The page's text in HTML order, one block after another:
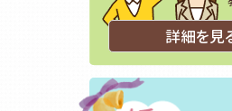
詳細を見